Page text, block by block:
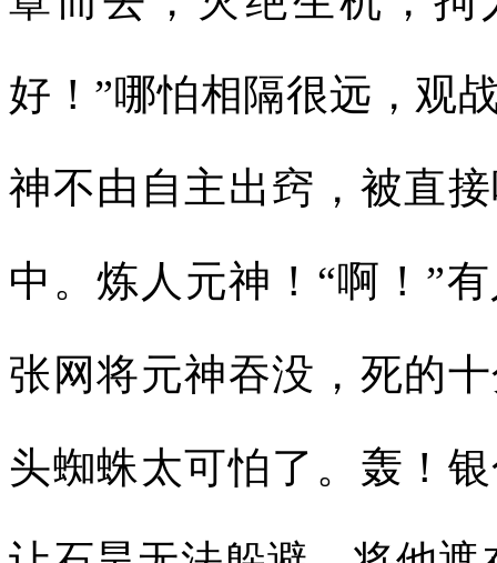
好！”哪怕相隔很远，观
神不由自主出窍，被直
中。炼人元神！“啊！”
张网将元神吞没，死的
头蜘蛛太可怕了。轰！